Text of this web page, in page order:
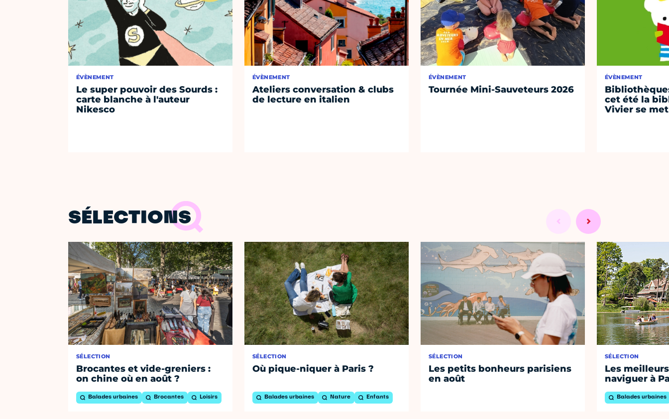
ÉVÈNEMENT
Le super pouvoir des Sourds :
carte blanche à l'auteur
Nikesco
ÉVÈNEMENT
Ateliers conversation & clubs
de lecture en italien
ÉVÈNEMENT
Tournée Mini-Sauveteurs 2026
ÉVÈNEMENT
cet été la
Vivier se
SÉLECTIONS
SÉLECTION
Brocantes et vide-greniers :
on chine où en août ?
Balades urbaines Brocantes Loisirs
SÉLECTION
Où pique-niquer à Paris ?
Balades urbaines Nature Enfants
SÉLECTION
Les petits bonheurs parisiens
en août
SÉLECTION
Les
naviguer à
Balades urbaines